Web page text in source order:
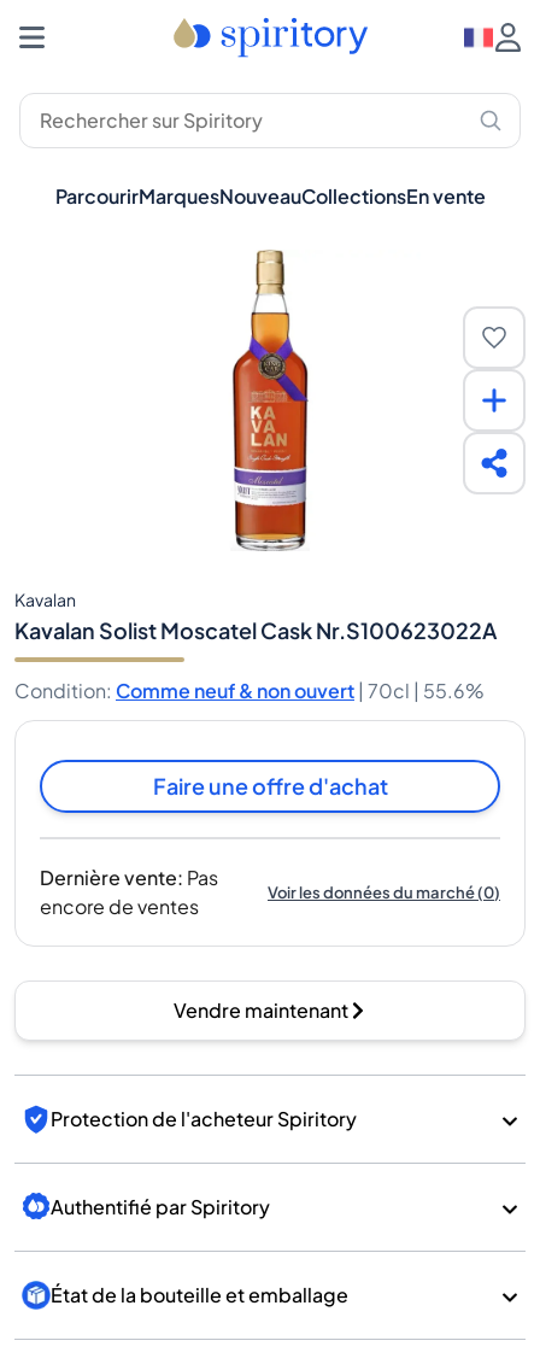
ParcourirMarquesNouveauCollectionsEn vente
Kavalan
Kavalan Solist Moscatel Cask Nr.S100623022A
Condition: Comme neuf & non ouvert | 70cl | 55.6%
Faire une offre d'achat
Dernière vente: Pas
encore de ventes
Voir les données du marché(0)
Vendre maintenant
Protection de l'acheteur Spiritory
Authentifié par Spiritory
État de la bouteille et emballage